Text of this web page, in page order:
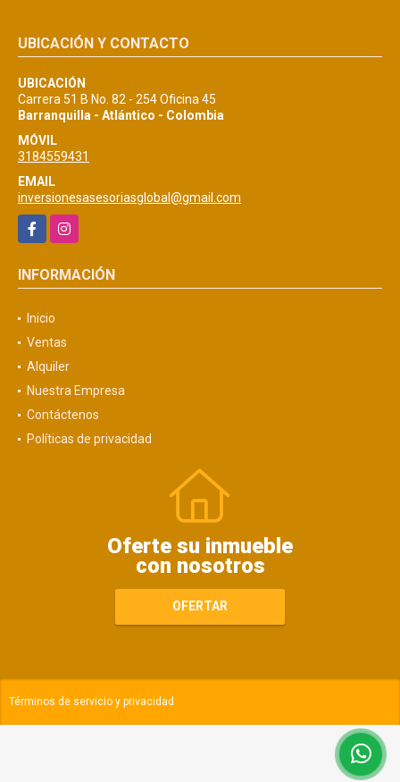
UBICACIÓN Y CONTACTO
UBICACIÓN
Carrera 51 B No. 82 - 254 Oficina 45
Barranquilla - Atlántico - Colombia
MÓVIL
3184559431
EMAIL
inversionesasesoriasglobal@gmail.com
FacebookInstagram
INFORMACIÓN
Inicio
Ventas
Alquiler
Nuestra Empresa
Contáctenos
Políticas de privacidad
Oferte su inmueble
con nosotros
OFERTAR
Términos de servicio y privacidad